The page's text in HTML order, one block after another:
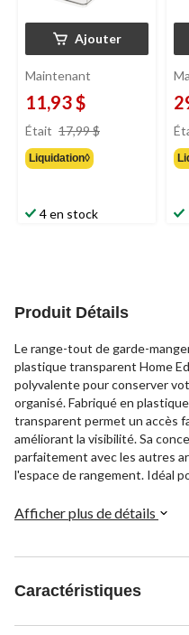
Ajouter
Maintenant
11,93 $
Était 17,99 $
Liquidation◊
4 en stock
Produit Détails
Le range-tout de garde-
plastique transparent Home
polyvalente pour conserver
organisé. Fabriqué en
transparent permet un accès
améliorant la visibilité. Sa
parfaitement avec les autres
l'espace de rangement. Idéal
Afficher plus de détails
Caractéristiques